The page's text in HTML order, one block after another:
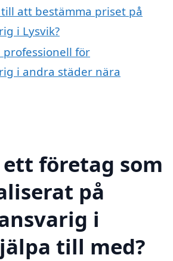
att bestämma priset på
i Lysvik?
professionell för
i andra städer nära
företag som
på
i
till med?